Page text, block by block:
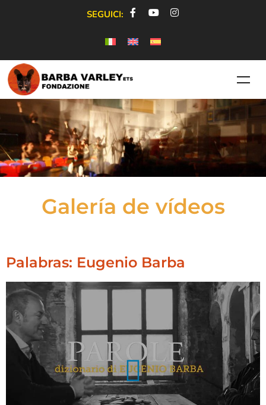
SEGUICI:
Galería de vídeos
Palabras: Eugenio Barba